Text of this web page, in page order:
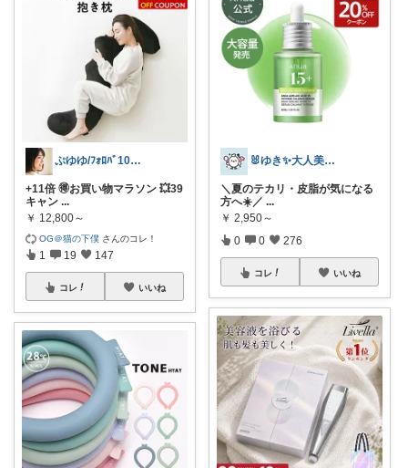
ぷゆゆ/ﾌｫﾛﾊﾞ100 ♡から経由購入
+11倍 🉐お買い物マラソン 💥39
キャン ...
￥ 12,800～
OG＠猫の下僕 さんのコレ！
1 19 147
コレ いいね
🐰ゆき✨大人美容ROOM🐰
＼夏のテカリ・皮脂が気になる
方へ☀️／ ...
￥ 2,950～
0 0 276
コレ いいね